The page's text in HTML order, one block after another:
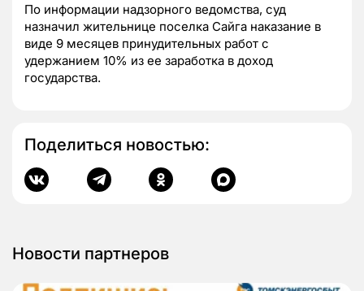
По информации надзорного ведомства, суд
назначил жительнице поселка Сайга наказание в
виде 9 месяцев принудительных работ с
удержанием 10% из ее заработка в доход
государства.
Поделиться новостью:
Новости партнеров